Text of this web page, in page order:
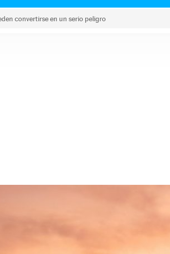
convertirse en un serio peligro